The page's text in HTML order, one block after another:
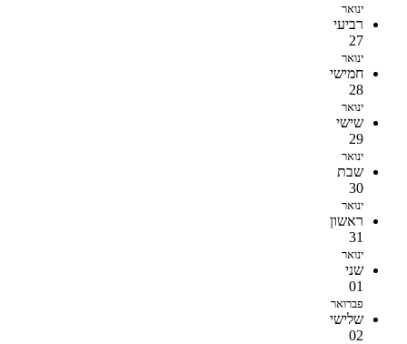
ינואר
רביעי
27
ינואר
חמישי
28
ינואר
שישי
29
ינואר
שבת
30
ינואר
ראשון
31
ינואר
שני
01
פברואר
שלישי
02